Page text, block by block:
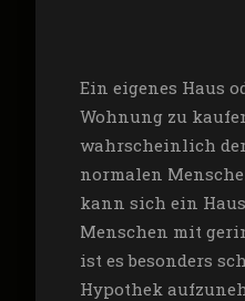
Ein eigenes Haus
Wohnung zu
wahrscheinlich
normalen
kann sich ein
Menschen mit
ist es besonders
Hypothek